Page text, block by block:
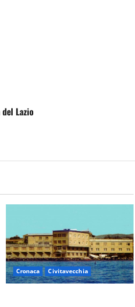
Lazio
Cronaca Civitavecchia